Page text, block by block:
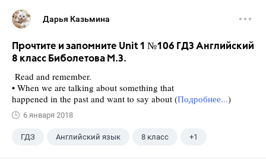
Дарья Казьмина
Прочтите и запомните Unit 1 №106 ГДЗ Английский
8 класс Биболетова М.З.
Read and remember.
• When we are talking about something that
happened in the past and want to say about (Подробнее...)
6 января 2018
ГДЗ Английский язык 8 класс +1